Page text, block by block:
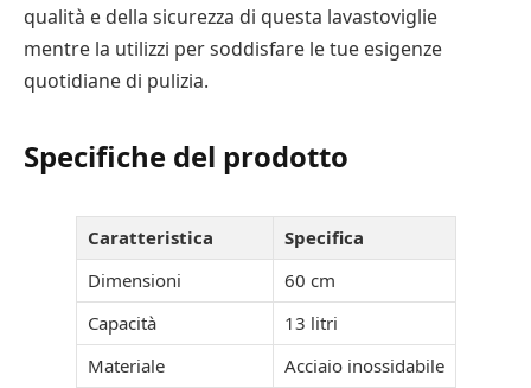
qualità e della sicurezza di questa lavastoviglie
mentre la utilizzi per soddisfare le tue esigenze
quotidiane di pulizia.
Specifiche del prodotto
Caratteristica
Specifica
Dimensioni
60 cm
Capacità
13 litri
Materiale
Acciaio inossidabile